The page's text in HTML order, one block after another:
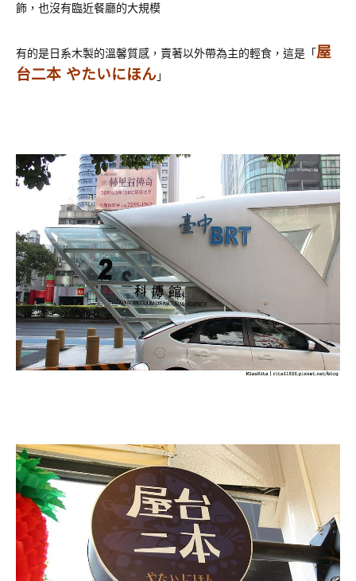
飾，也沒有臨近餐廳的大規模
有的是日系木製的溫馨質感，賣著以外帶為主的輕食，這是「屋
台二本 やたいにほん」